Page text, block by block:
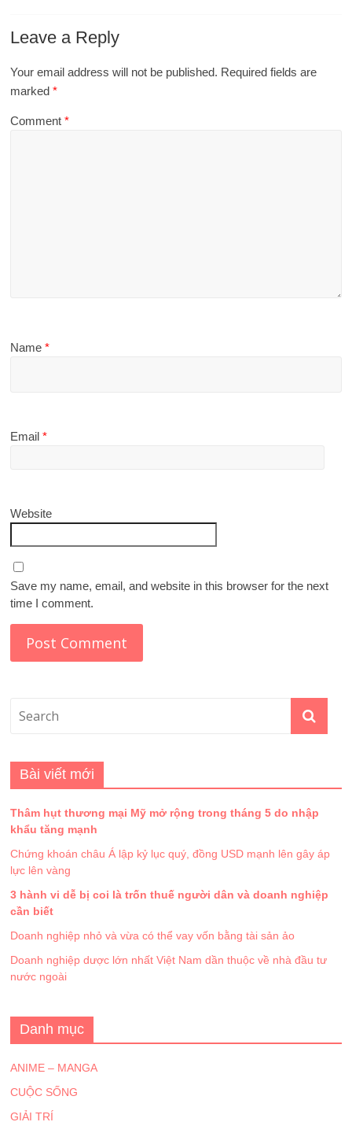
Leave a Reply
Your email address will not be published. Required fields are
marked*
Comment*
Name*
Email*
Website
Save my name, email, and website in this browser for the next
time I comment.
Bài viết mới
Thâm hụt thương mại Mỹ mở rộng trong tháng 5 do nhập
khẩu tăng mạnh
Chứng khoán châu Á lập kỷ lục quý, đồng USD mạnh lên gây áp
lực lên vàng
3 hành vi dễ bị coi là trốn thuế người dân và doanh nghiệp
cần biết
Doanh nghiệp nhỏ và vừa có thể vay vốn bằng tài sản ảo
Doanh nghiệp dược lớn nhất Việt Nam dần thuộc về nhà đầu tư
nước ngoài
Danh mục
ANIME – MANGA
CUỘC SỐNG
GIẢI TRÍ